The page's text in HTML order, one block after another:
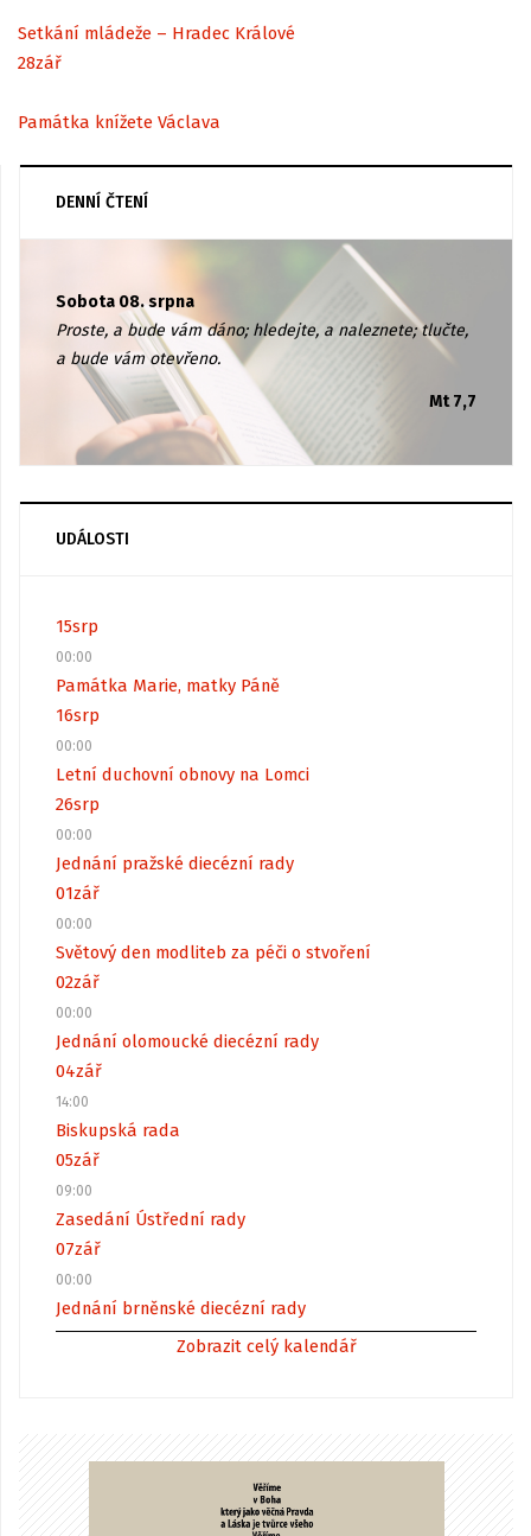
Setkání mládeže – Hradec Králové
28zář
Památka knížete Václava
DENNÍ ČTENÍ
Sobota 08. srpna
Proste, a bude vám dáno; hledejte, a naleznete; tlučte,
a bude vám otevřeno.
Mt 7,7
UDÁLOSTI
15srp
00:00
Památka Marie, matky Páně
16srp
00:00
Letní duchovní obnovy na Lomci
26srp
00:00
Jednání pražské diecézní rady
01zář
00:00
Světový den modliteb za péči o stvoření
02zář
00:00
Jednání olomoucké diecézní rady
04zář
14:00
Biskupská rada
05zář
09:00
Zasedání Ústřední rady
07zář
00:00
Jednání brněnské diecézní rady
Zobrazit celý kalendář